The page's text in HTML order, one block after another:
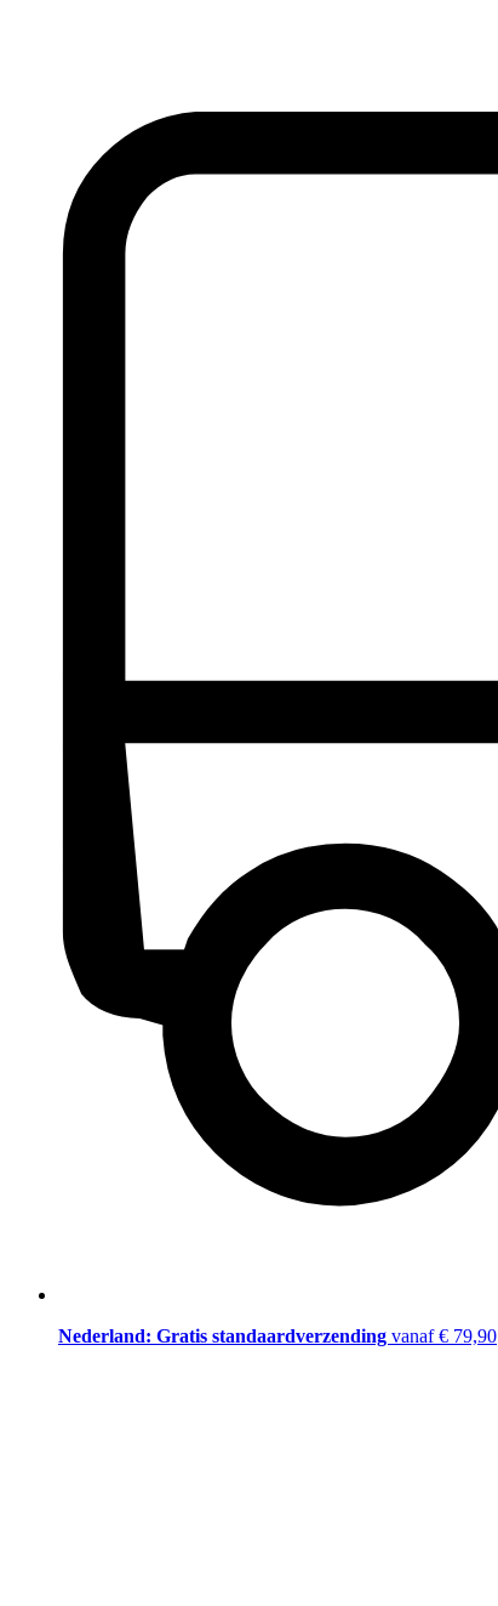
Nederland: Gratis standaardverzending vanaf € 79,90